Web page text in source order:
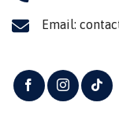
Email: